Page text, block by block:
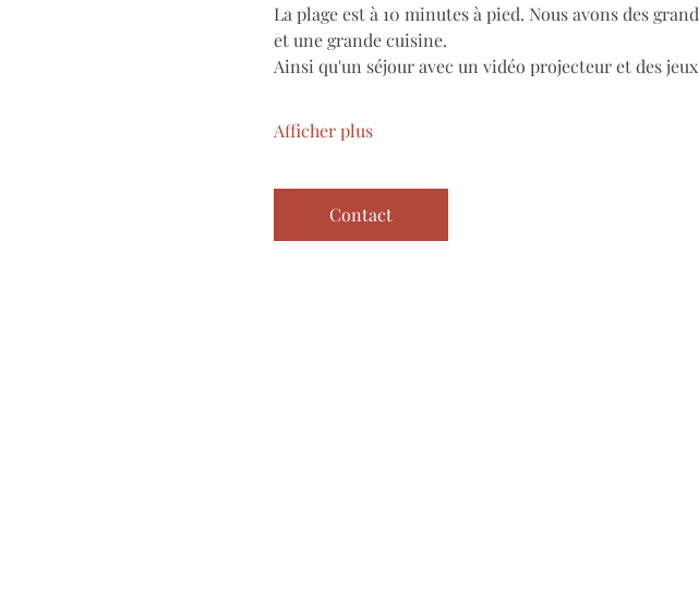
La plage est à 10 minutes à pied. Nous avons des
et une grande cuisine.
Ainsi qu'un séjour avec un vidéo projecteur et des
Afficher plus
Contact